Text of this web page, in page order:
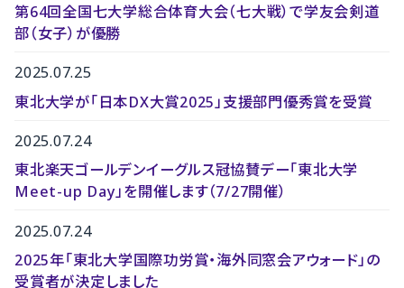
第64回全国七大学総合体育大会（七大戦）で学友会剣道
部（女子）が優勝
2025.07.25
東北大学が「日本DX大賞2025」支援部門優秀賞を受賞
2025.07.24
東北楽天ゴールデンイーグルス冠協賛デー「東北大学
Meet-up Day」を開催します（7/27開催）
2025.07.24
2025年「東北大学国際功労賞・海外同窓会アウォード」の
受賞者が決定しました